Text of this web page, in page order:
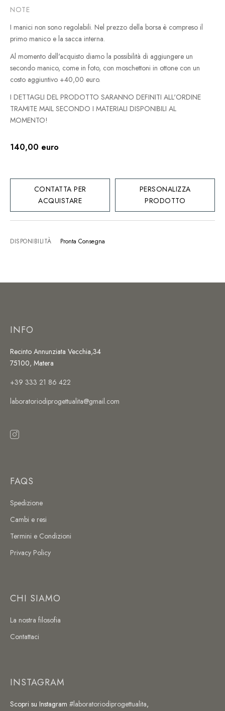
NOTE
I manici non sono regolabili. Nel prezzo della borsa è compreso il
primo manico e la sacca interna.
Al momento dell'acquisto diamo la possibilità di aggiungere un
secondo manico, come in foto, con moschettoni in ottone con un
costo aggiuntivo +40,00 euro.
I DETTAGLI DEL PRODOTTO SARANNO DEFINITI ALL'ORDINE
TRAMITE MAIL SECONDO I MATERIALI DISPONIBILI AL
MOMENTO!
140,00 euro
CONTATTA PER
ACQUISTARE
PERSONALIZZA
PRODOTTO
DISPONIBILITÀ Pronta Consegna
INFO
Recinto Annunziata Vecchia,34
75100, Matera
+39 333 21 86 422
laboratoriodiprogettualita@gmail.com
FAQS
Spedizione
Cambi e resi
Termini e Condizioni
Privacy Policy
CHI SIAMO
La nostra filosofia
Contattaci
INSTAGRAM
Scopri su Instagram #laboratoriodiprogettualita,